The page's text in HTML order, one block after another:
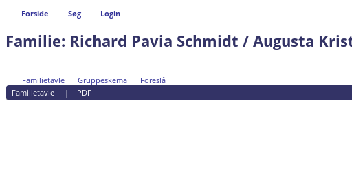
Forside Søg Login
Familie: Richard Pavia Schmidt / Augusta
Familietavle Gruppeskema
Foreslå
Familietavle
| PDF